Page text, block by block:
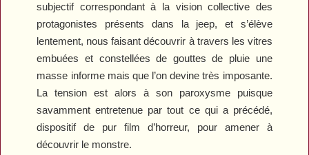
subjectif correspondant à la vision collective des
protagonistes présents dans la jeep, et s’élève
lentement, nous faisant découvrir à travers les vitres
embuées et constellées de gouttes de pluie une
masse informe mais que l’on devine très imposante.
La tension est alors à son paroxysme puisque
savamment entretenue par tout ce qui a précédé,
dispositif de pur film d’horreur, pour amener à
découvrir le monstre.